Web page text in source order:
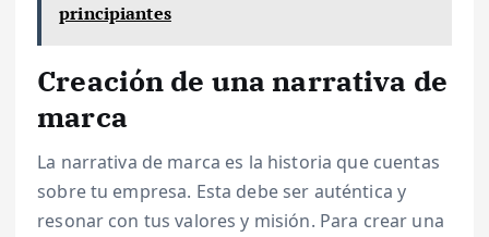
principiantes
Creación de una narrativa de
marca
La narrativa de marca es la historia que cuentas
sobre tu empresa. Esta debe ser auténtica y
resonar con tus valores y misión. Para crear una